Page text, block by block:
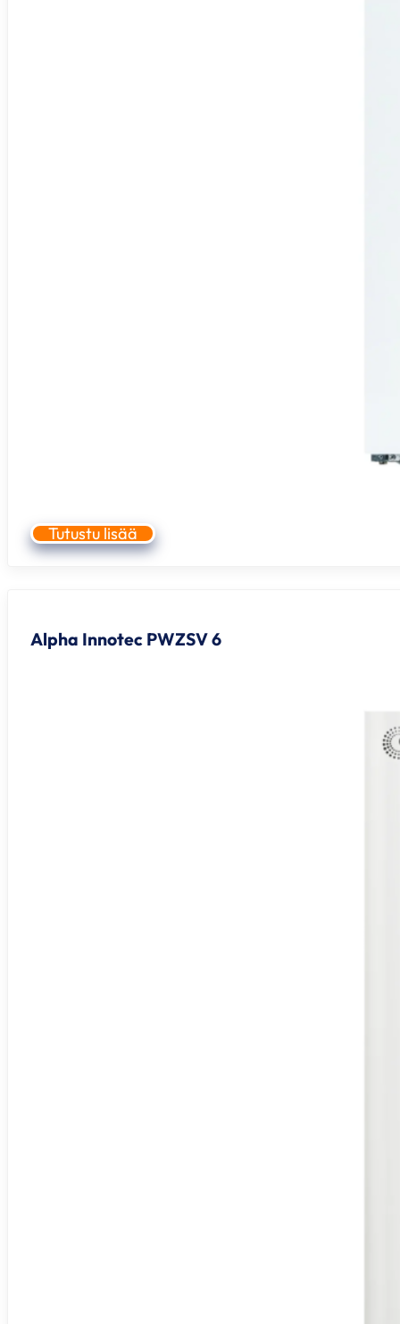
Tutustu lisää
Alpha Innotec PWZSV 6